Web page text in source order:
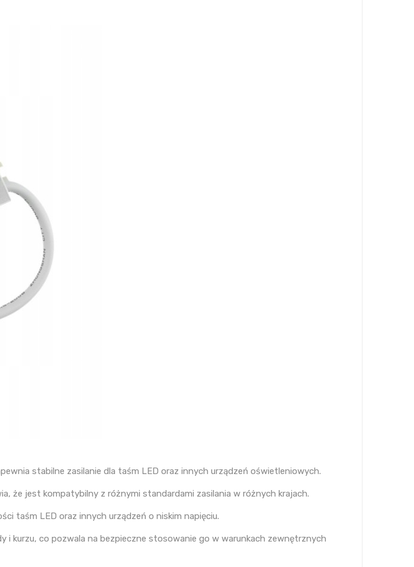
stabilne zasilanie dla taśm LED oraz innych urządzeń oświetleniowych.
że jest kompatybilny z różnymi standardami zasilania w różnych krajach.
taśm LED oraz innych urządzeń o niskim napięciu.
i kurzu, co pozwala na bezpieczne stosowanie go w warunkach zewnętrznych